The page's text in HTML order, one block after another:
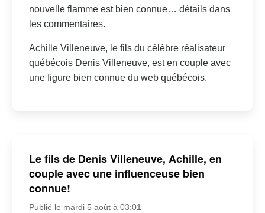
nouvelle flamme est bien connue… détails dans
les commentaires.
Achille Villeneuve, le fils du célèbre réalisateur
québécois Denis Villeneuve, est en couple avec
une figure bien connue du web québécois.
Le fils de Denis Villeneuve, Achille, en
couple avec une influenceuse bien
connue!
Publié le mardi 5 août à 03:01